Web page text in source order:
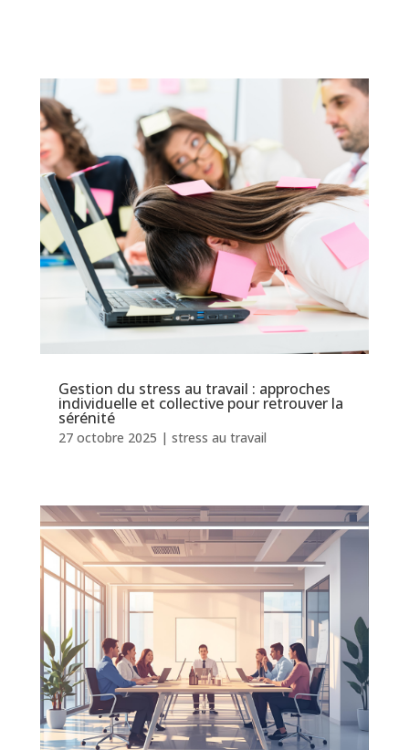
Gestion du stress au travail : approches
individuelle et collective pour retrouver la
sérénité
27 octobre 2025 | stress au travail